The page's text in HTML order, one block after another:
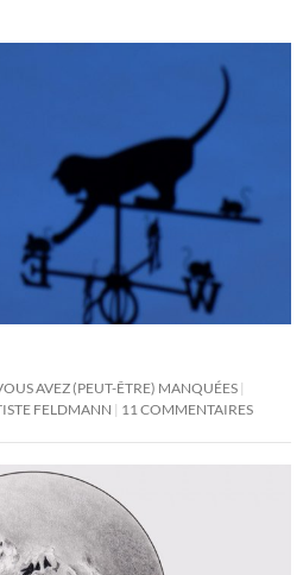
AVEZ (PEUT-ÊTRE) MANQUÉES
FELDMANN 11 COMMENTAIRES